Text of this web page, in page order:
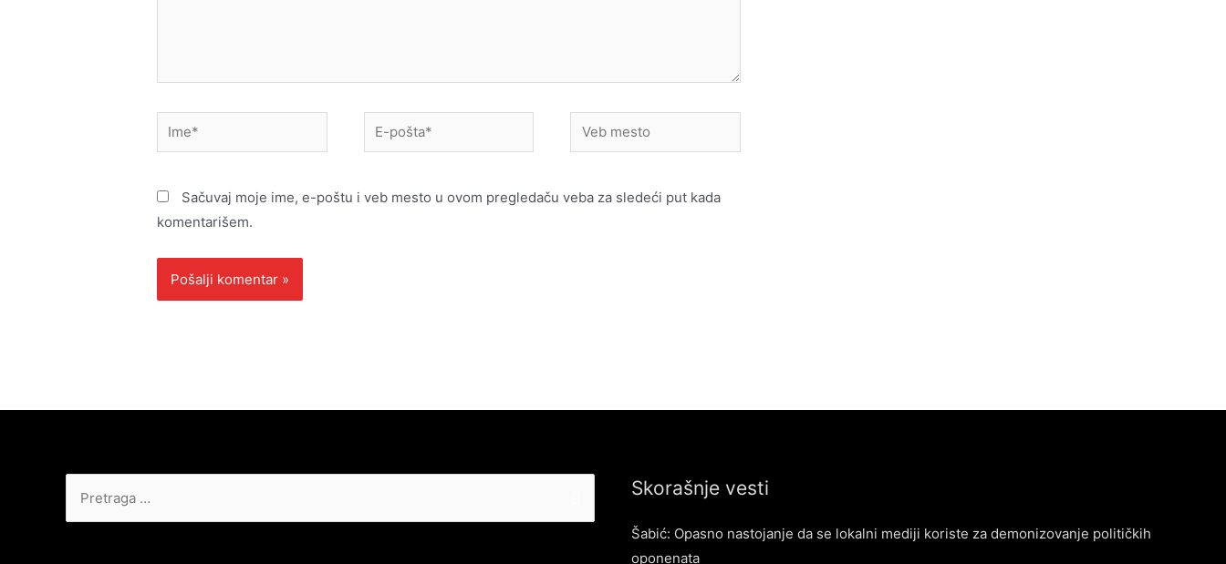
Ime*
E-
pošta*
Veb
mesto
Sačuvaj moje ime, e-poštu i veb mesto u ovom pregledaču veba za sledeći put kada
komentarišem.
Skorašnje vesti
Šabić: Opasno nastojanje da se lokalni mediji koriste za demonizovanje političkih
oponenata